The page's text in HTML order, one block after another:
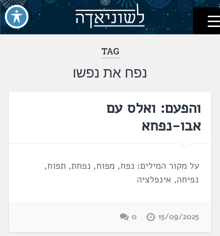
דלג
לתוכן
לשוניאדה
עברית. לשון. שפה
TAG
נפח את נפשו
והפעם: ואלס עם
אבו-נפחא
על מקור המילים: נפח, מפוח, נפחת, תפוח,
נפיחה, אינפלציה
15/09/2025
0